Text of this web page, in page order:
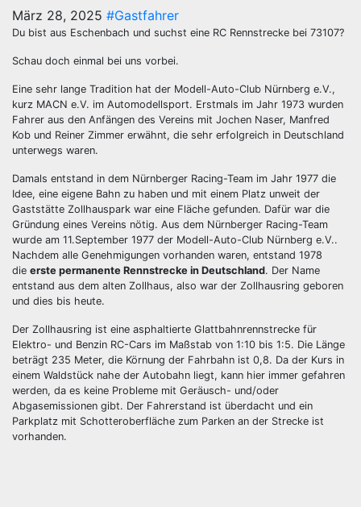
März 28, 2025 #Gastfahrer
Du bist aus Eschenbach und suchst eine RC Rennstrecke bei 73107?
Schau doch einmal bei uns vorbei.
Eine sehr lange Tradition hat der Modell-Auto-Club Nürnberg e.V.,
kurz MACN e.V. im Automodellsport. Erstmals im Jahr 1973 wurden
Fahrer aus den Anfängen des Vereins mit Jochen Naser, Manfred
Kob und Reiner Zimmer erwähnt, die sehr erfolgreich in Deutschland
unterwegs waren.
Damals entstand in dem Nürnberger Racing-Team im Jahr 1977 die
Idee, eine eigene Bahn zu haben und mit einem Platz unweit der
Gaststätte Zollhauspark war eine Fläche gefunden. Dafür war die
Gründung eines Vereins nötig. Aus dem Nürnberger Racing-Team
wurde am 11.September 1977 der Modell-Auto-Club Nürnberg e.V..
Nachdem alle Genehmigungen vorhanden waren, entstand 1978
die erste permanente Rennstrecke in Deutschland. Der Name
entstand aus dem alten Zollhaus, also war der Zollhausring geboren
und dies bis heute.
Der Zollhausring ist eine asphaltierte Glattbahnrennstrecke für
Elektro- und Benzin RC-Cars im Maßstab von 1:10 bis 1:5. Die Länge
beträgt 235 Meter, die Körnung der Fahrbahn ist 0,8. Da der Kurs in
einem Waldstück nahe der Autobahn liegt, kann hier immer gefahren
werden, da es keine Probleme mit Geräusch- und/oder
Abgasemissionen gibt. Der Fahrerstand ist überdacht und ein
Parkplatz mit Schotteroberfläche zum Parken an der Strecke ist
vorhanden.